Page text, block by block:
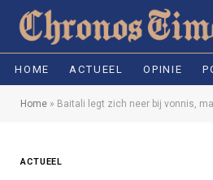
HOME ACTUEEL OPINIE
Home » Baitali legt zich neer bij vonnis, maar
ACTUEEL